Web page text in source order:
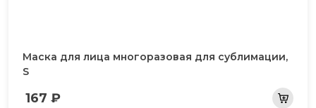
Маска для лица многоразовая для сублимации,
S
167 ₽